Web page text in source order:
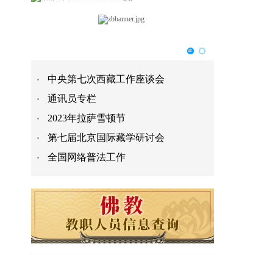
中央第七次西藏工作座谈会
通讯员专栏
2023年拉萨雪顿节
第七届北京国际藏学研讨会
全国网络普法工作